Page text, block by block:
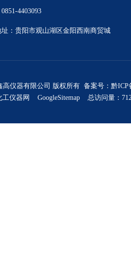
4403093
：贵阳市观山湖区金阳西南商贸城
高仪器有限公司 版权所有 备案号： 黔ICP
工仪器网 GoogleSitemap 总访问量：